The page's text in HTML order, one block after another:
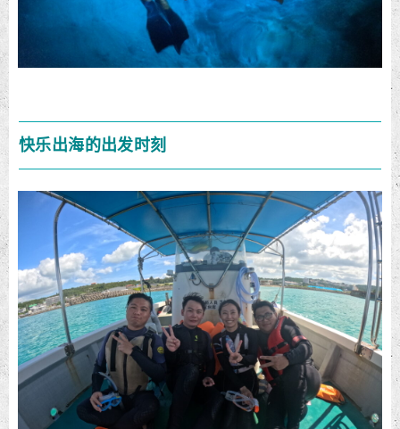
快乐出海的出发时刻